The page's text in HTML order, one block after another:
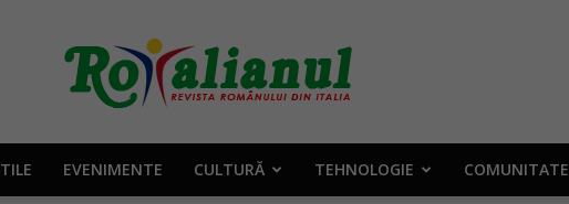
Rotalianul
EVENIMENTE CULTURĂ TEHNOLOGIE COMUNITATE